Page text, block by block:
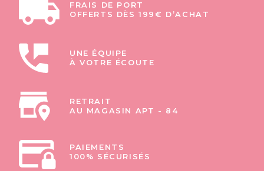
FRAIS DE PORT
OFFERTS DÈS 199€ D’ACHAT
UNE ÉQUIPE
À VOTRE ÉCOUTE
RETRAIT
AU MAGASIN APT - 84
PAIEMENTS
100% SÉCURISÉS